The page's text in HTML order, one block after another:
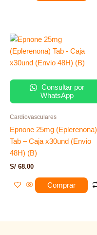
Consultar por
WhatsApp
Cardiovasculares
Epnone 25mg (Eplerenona)
Tab – Caja x30und (Envio
48H) (B)
S/ 68.00
Comprar